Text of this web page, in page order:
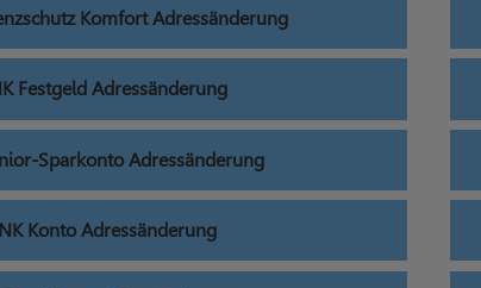
Komfort Adressänderung
Festgeld Adressänderung
Sparkonto Adressänderung
Konto Adressänderung